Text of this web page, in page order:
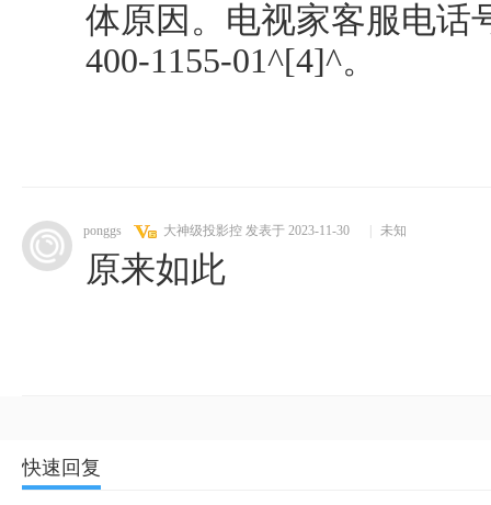
体原因。电视家客服电话
400-1155-01^[4]^。
ponggs 大神级投影控 发表于 2023-11-30 未知
原来如此
快速回复